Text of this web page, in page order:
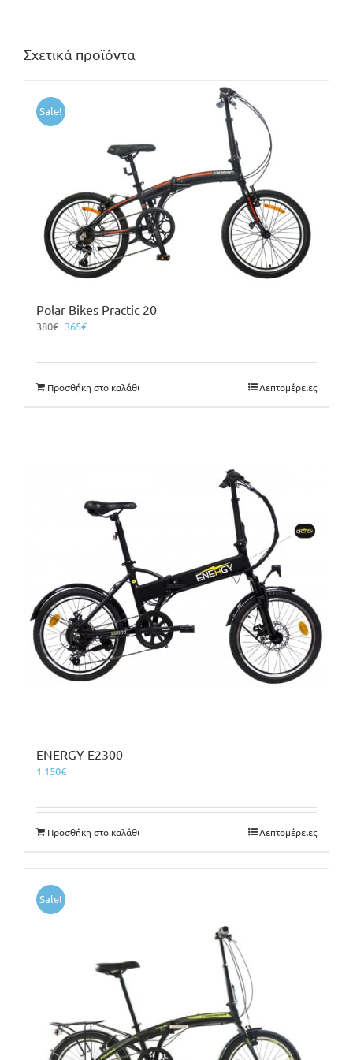
Σχετικά προϊόντα
Sale!
Polar Bikes Practic 20
380€ Original
380€.
365€Η
είναι:
365€.
Προσθήκη στο καλάθι Λεπτομέρειες
ENERGY E2300
1,150€
Προσθήκη στο καλάθι Λεπτομέρειες
Sale!